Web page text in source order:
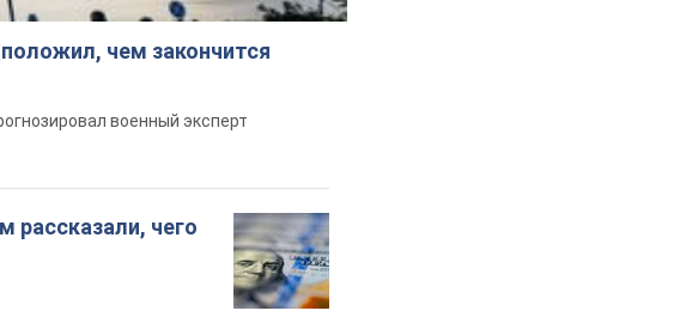
чем закончится
военный эксперт
рассказали, чего